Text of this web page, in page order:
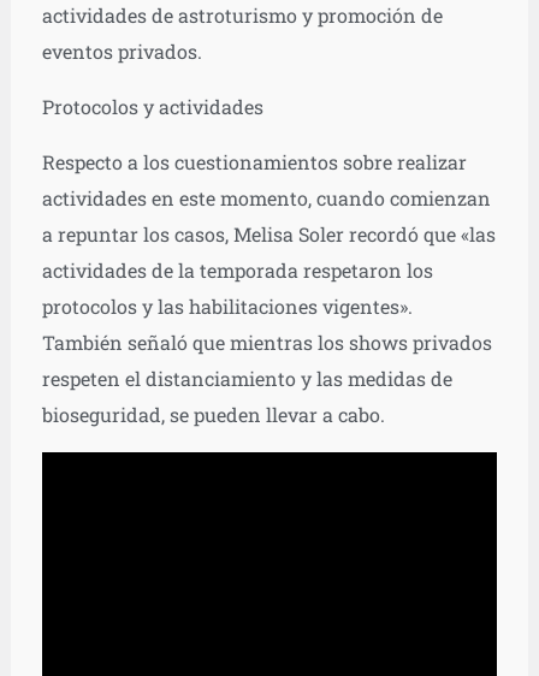
actividades de astroturismo y promoción de
eventos privados.
Protocolos y actividades
Respecto a los cuestionamientos sobre realizar
actividades en este momento, cuando comienzan
a repuntar los casos, Melisa Soler recordó que «las
actividades de la temporada respetaron los
protocolos y las habilitaciones vigentes».
También señaló que mientras los shows privados
respeten el distanciamiento y las medidas de
bioseguridad, se pueden llevar a cabo.